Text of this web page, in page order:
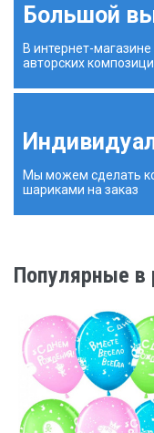
Большой
В интернет-
авторских
Мы можем сделать
шариками на заказ
Популярные в